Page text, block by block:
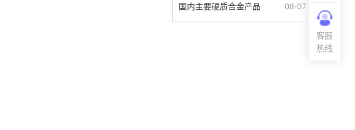
国内主要硬质合金产品
08-07
客服
热线